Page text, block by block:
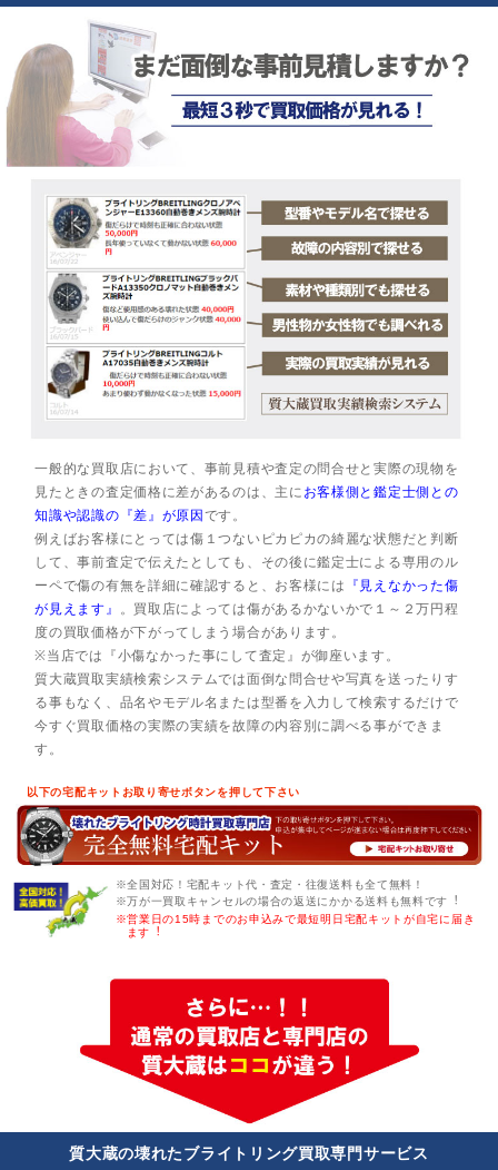
一般的な買取店において、事前見積や査定の問合せと実際の現物を
見たときの査定価格に差があるのは、主に お客様側と鑑定士側との
知識や認識の『差』が原因 です。
例えばお客様にとっては傷１つないピカピカの綺麗な状態だと判断
して、事前査定で伝えたとしても、その後に鑑定士による専用のル
ーペで傷の有無を詳細に確認すると、お客様には
『見えなかった傷
が見えます』
。買取店によっては傷があるかないかで１～２万円程
度の買取価格が下がってしまう場合があります。
※当店では『小傷なかった事にして査定』が御座います。
質大蔵買取実績検索システムでは面倒な問合せや写真を送ったりす
る事もなく、品名やモデル名または型番を入力して検索するだけで
今すぐ買取価格の実際の実績を故障の内容別に調べる事ができま
す。
以下の宅配キットお取り寄せボタンを押して下さい
※全国対応！宅配キット代・査定・往復送料も全て無料！
※万が一買取キャンセルの場合の返送にかかる送料も無料です︕
※営業日の15時までのお申込みで最短明日宅配キットが自宅に届き
ます︕
質大蔵の壊れたブライトリング買取専門サービス